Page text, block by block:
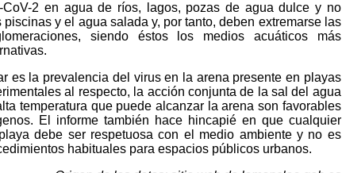
2 en agua de ríos, lagos, pozas de agua dulce y no
y el agua salada y, por tanto, deben extremarse las
siendo éstos los medios acuáticos más
es la prevalencia del virus en la arena presente en playas
al respecto, la acción conjunta de la sal del agua
temperatura que puede alcanzar la arena son favorables
El informe también hace hincapié en que cualquier
debe ser respetuosa con el medio ambiente y no es
habituales para espacios públicos urbanos.